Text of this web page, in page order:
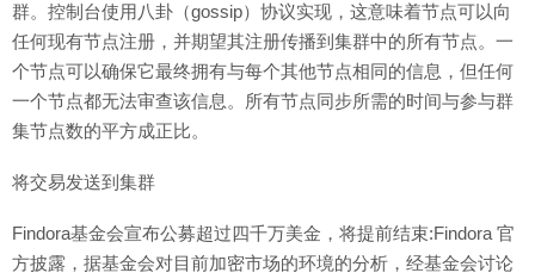
群。控制台使用八卦（gossip）协议实现，这意味着节点可以向
任何现有节点注册，并期望其注册传播到集群中的所有节点。一
个节点可以确保它最终拥有与每个其他节点相同的信息，但任何
一个节点都无法审查该信息。所有节点同步所需的时间与参与群
集节点数的平方成正比。
将交易发送到集群
Findora基金会宣布公募超过四千万美金，将提前结束:Findora 官
方披露，据基金会对目前加密市场的环境的分析，经基金会讨论